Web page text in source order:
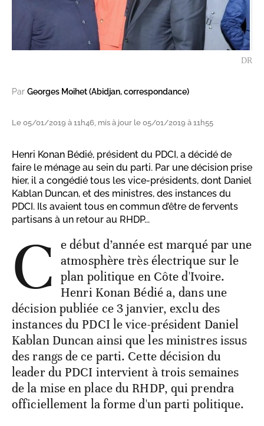
DR
Par Georges Moihet (Abidjan, correspondance)
Le 05/01/2019 à 11h46, mis à jour le 05/01/2019 à 11h55
Henri Konan Bédié, président du PDCI, a décidé de
faire le ménage au sein du parti. Par une décision prise
hier, il a congédié tous les vice-présidents, dont Daniel
Kablan Duncan, et des ministres, des instances du
PDCI. Ils avaient tous en commun d’être de fervents
partisans à un retour au RHDP...
C e début d’année est marqué par une
atmosphère très électrique sur le
plan politique en Côte d'Ivoire.
Henri Konan Bédié a, dans une
décision publiée ce 3 janvier, exclu des
instances du PDCI le vice-président Daniel
Kablan Duncan ainsi que les ministres issus
des rangs de ce parti. Cette décision du
leader du PDCI intervient à trois semaines
de la mise en place du RHDP, qui prendra
officiellement la forme d'un parti politique.